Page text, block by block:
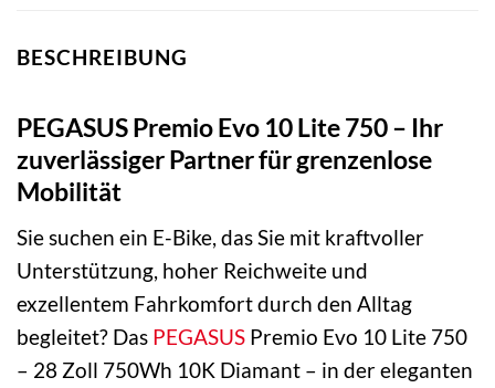
BESCHREIBUNG
PEGASUS Premio Evo 10 Lite 750 – Ihr
zuverlässiger Partner für grenzenlose
Mobilität
Sie suchen ein E-Bike, das Sie mit kraftvoller
Unterstützung, hoher Reichweite und
exzellentem Fahrkomfort durch den Alltag
begleitet? Das PEGASUS Premio Evo 10 Lite 750
– 28 Zoll 750Wh 10K Diamant – in der eleganten